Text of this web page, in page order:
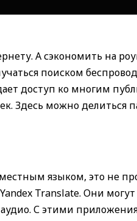
А сэкономить на
поиском
доступ ко многим
Здесь можно делиться
языком, это не
Translate. Они
аудио. С этими